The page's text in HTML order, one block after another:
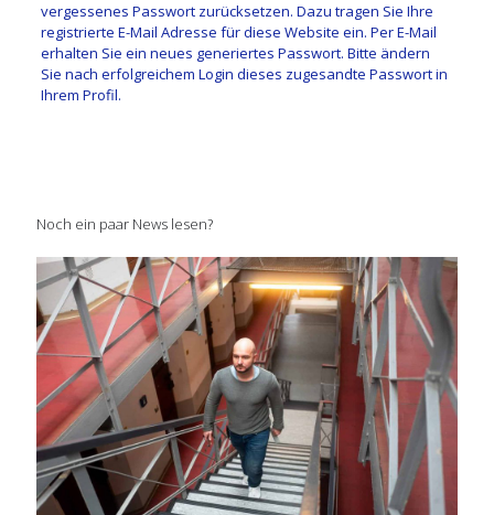
vergessenes Passwort zurücksetzen. Dazu tragen Sie Ihre
registrierte E-Mail Adresse für diese Website ein. Per E-Mail
erhalten Sie ein neues generiertes Passwort. Bitte ändern
Sie nach erfolgreichem Login dieses zugesandte Passwort in
Ihrem Profil.
Noch ein paar News lesen?